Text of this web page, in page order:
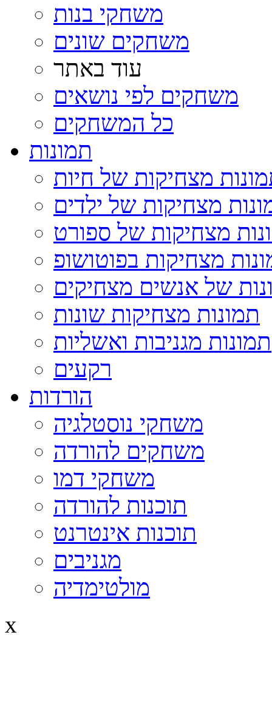
משחקי בנות
משחקים שונים
עוד באתר
משחקים לפי נושאים
כל המשחקים
תמונות
מצחיקות של חיות
מצחיקות של ילדים
מצחיקות של ספורט
מצחיקות בפוטושופ
של אנשים מצחיקים
תמונות מצחיקות שונות
תמונות מגניבות ואשליות
רקעים
הורדות
משחקי נוסטלגיה
משחקים להורדה
משחקי דמו
תוכנות להורדה
תוכנות אינטרנט
מגניבים
מולטימדיה
x